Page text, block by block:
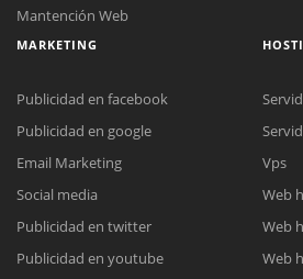
Reunión online
Nuestros ejecutivos le enviarán un correo
Meet para la reunión
Cotización
Chat Online
Todos nuestros ejecutivos están fuera de
Mantención Web
MARKETING
Publicidad en facebook
Publicidad en google
Email Marketing
Social media
Publicidad en twitter
Publicidad en youtube
Vps
Web
Web
Web